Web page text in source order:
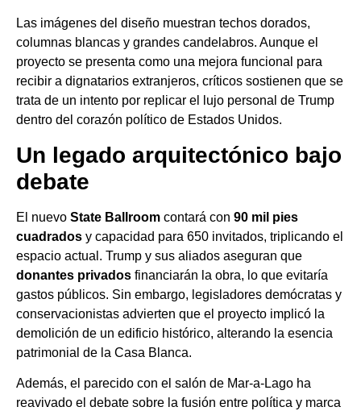
Las imágenes del diseño muestran techos dorados,
columnas blancas y grandes candelabros. Aunque el
proyecto se presenta como una mejora funcional para
recibir a dignatarios extranjeros, críticos sostienen que se
trata de un intento por replicar el lujo personal de Trump
dentro del corazón político de Estados Unidos.
Un legado arquitectónico bajo
debate
El nuevo State Ballroom contará con 90 mil pies
cuadrados y capacidad para 650 invitados, triplicando el
espacio actual. Trump y sus aliados aseguran que
donantes privados financiarán la obra, lo que evitaría
gastos públicos. Sin embargo, legisladores demócratas y
conservacionistas advierten que el proyecto implicó la
demolición de un edificio histórico, alterando la esencia
patrimonial de la Casa Blanca.
Además, el parecido con el salón de Mar-a-Lago ha
reavivado el debate sobre la fusión entre política y marca